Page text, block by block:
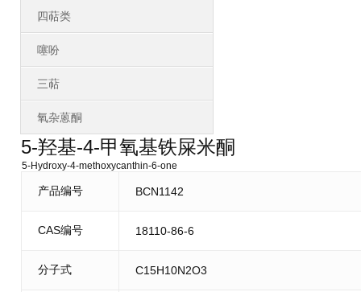
四萜类
噻吩
三萜
氧杂蒽酮
5-羟基-4-甲氧基铁屎米酮
5-Hydroxy-4-methoxycanthin-6-one
产品编号 BCN1142
CAS编号 18110-86-6
分子式 C15H10N2O3